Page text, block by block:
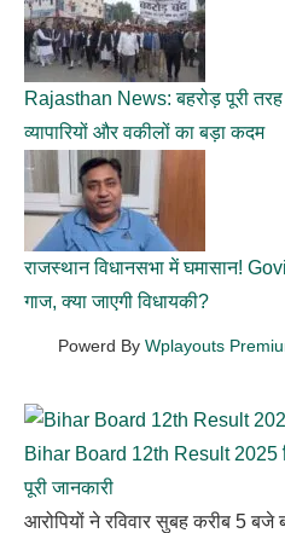
Rajasthan News: बहरोड़ पूरी
व्यापारियों और वकीलों का बड़ा कदम
राजस्थान विधानसभा में घमासान!
गाज, क्या जाएगी विधायकी?
Powerd By Wplayouts
Bihar Board 12th Result 2025
पूरी जानकारी
आरोपियों ने रविवार सुबह करीब 5 बजे